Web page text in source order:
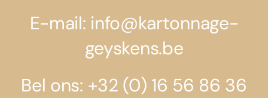
E-mail: info@kartonnage-
geyskens.be
Bel ons: +32 (0) 16 56 86 36